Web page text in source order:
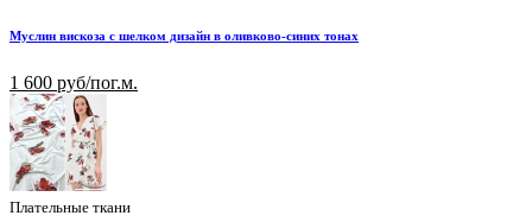
Муслин вискоза с шелком дизайн в оливково-синих тонах
1 600 руб/пог.м.
Плательные ткани